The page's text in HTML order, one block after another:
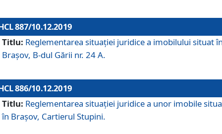
887/10.12.2019
Titlu: Reglementarea situației juridice a imobilului situat
Brașov, B-dul Gării nr. 24 A.
886/10.12.2019
Titlu: Reglementarea situaţiei juridice a unor imobile
în Braşov, Cartierul Stupini.